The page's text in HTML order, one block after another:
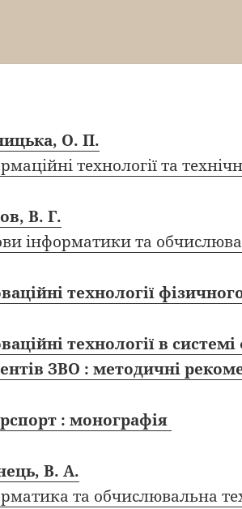
О. П.
технології та
В. Г.
інформатики та
технології
технології в
ЗВО : методичні
: монографія
В. А.
та обчислювальна